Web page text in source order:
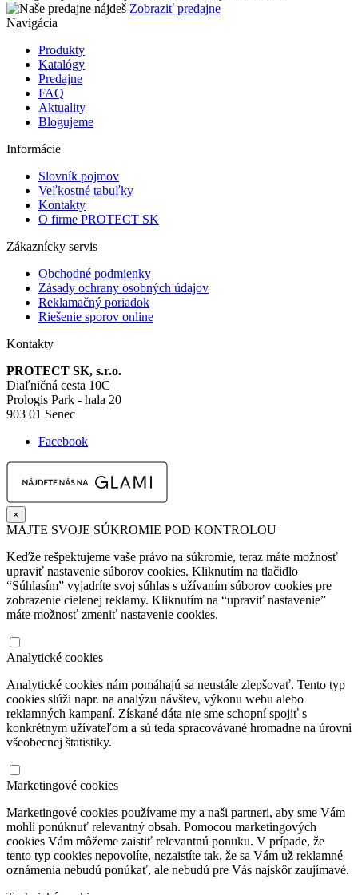
Zobraziť predajne
Navigácia
Produkty
Katalógy
Predajne
FAQ
Aktuality
Blogujeme
Informácie
Slovník pojmov
Veľkostné tabuľky
Kontakty
O firme PROTECT SK
Zákaznícky servis
Obchodné podmienky
Zásady ochrany osobných údajov
Reklamačný poriadok
Riešenie sporov online
Kontakty
PROTECT SK, s.r.o.
Diaľničná cesta 10C
Prologis Park - hala 20
903 01 Senec
Facebook
×
MAJTE SVOJE SÚKROMIE POD KONTROLOU
Keďže rešpektujeme vaše právo na súkromie, teraz máte možnosť
upraviť nastavenie súborov cookies. Kliknutím na tlačidlo
“Súhlasím” vyjadríte svoj súhlas s užívaním súborov cookies pre
zobrazenie cielenej reklamy. Kliknutím na “upraviť nastavenie”
máte možnosť zmeniť nastavenie cookies.
Analytické cookies
Analytické cookies nám pomáhajú sa neustále zlepšovať. Tento typ
cookies slúži napr. na analýzu návštev, výkonu webu alebo
reklamných kampaní. Získané dáta nie sme schopní spojiť s
konkrétnym užívateľom a sú teda spracovávané hromadne na úrovni
všeobecnej štatistiky.
Marketingové cookies
Marketingové cookies používame my a naši partneri, aby sme Vám
mohli ponúknuť relevantný obsah. Pomocou marketingových
cookies Vám môžeme zaistiť relevantnú ponuku. V prípade, že
tento typ cookies nepovolíte, nezaistíte tak, že sa Vám už reklamné
oznámenia nebudú ponúkať, ale nebudú pre Vás najskôr zaujímavé.